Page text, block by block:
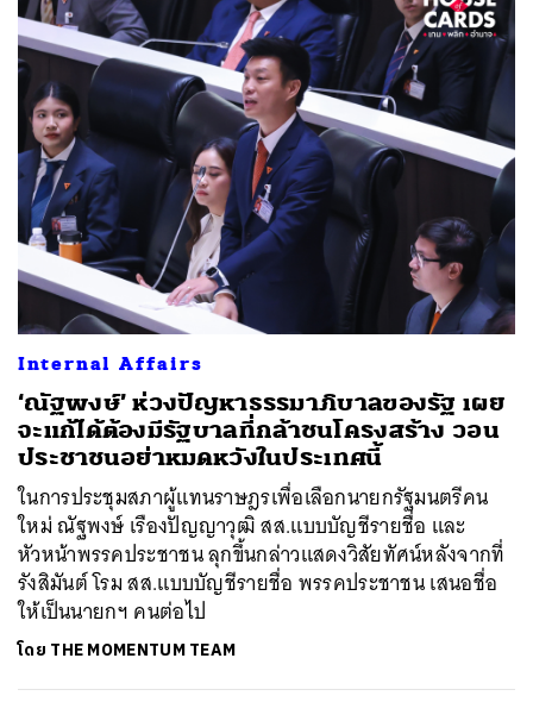
Internal Affairs
‘ณัฐพงษ์’ ห่วงปัญหาธรรมาภิบาลของรัฐ เผย
จะแก้ได้ต้องมีรัฐบาลที่กล้าชนโครงสร้าง วอน
ประชาชนอย่าหมดหวังในประเทศนี้
ในการประชุมสภาผู้แทนราษฎรเพื่อเลือกนายกรัฐมนตรีคน
ใหม่ ณัฐพงษ์ เรืองปัญญาวุฒิ สส.แบบบัญชีรายชื่อ และ
หัวหน้าพรรคประชาชน ลุกขึ้นกล่าวแสดงวิสัยทัศน์หลังจากที่
รังสิมันต์ โรม สส.แบบบัญชีรายชื่อ พรรคประชาชน เสนอชื่อ
ให้เป็นนายกฯ คนต่อไป
โดย THE MOMENTUM TEAM
ค้นหา